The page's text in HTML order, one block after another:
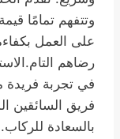
وتتفهم تمامًا
على العمل
رضاهم
في تجربة فريدة
فريق السائقين
بالسعادة